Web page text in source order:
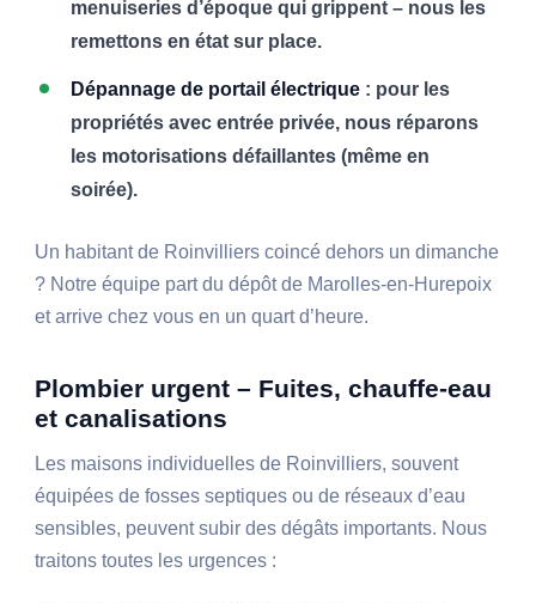
menuiseries d’époque qui grippent – nous les
remettons en état sur place.
Dépannage de portail électrique : pour les
propriétés avec entrée privée, nous réparons
les motorisations défaillantes (même en
soirée).
Un habitant de Roinvilliers coincé dehors un dimanche
? Notre équipe part du dépôt de Marolles-en-Hurepoix
et arrive chez vous en un quart d’heure.
Plombier urgent – Fuites, chauffe-eau
et canalisations
Les maisons individuelles de Roinvilliers, souvent
équipées de fosses septiques ou de réseaux d’eau
sensibles, peuvent subir des dégâts importants. Nous
traitons toutes les urgences :